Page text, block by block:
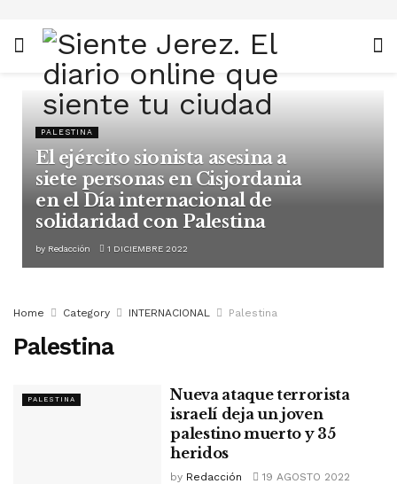
PALESTINA
El ejército sionista asesina a
siete personas en Cisjordania
en el Día internacional de
solidaridad con Palestina
by Redacción 1 DICIEMBRE 2022
Home Category INTERNACIONAL Palestina
Palestina
PALESTINA
Nueva ataque terrorista
israelí deja un joven
palestino muerto y 35
heridos
by Redacción 19 AGOSTO 2022